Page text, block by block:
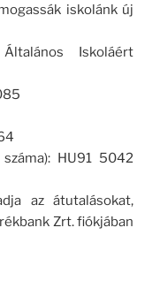
iskolánk új
Iskoláért
HU91 5042
az átutalásokat,
Zrt. fiókjában